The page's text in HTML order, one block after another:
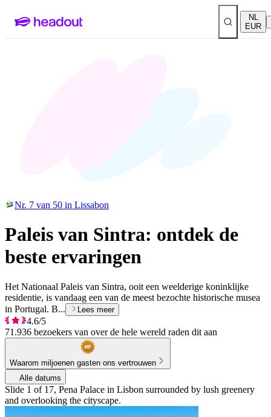
NL
EUR
Nr. 7 van 50 in Lissabon
Paleis van Sintra: ontdek de
beste ervaringen
Het Nationaal Paleis van Sintra, ooit een weelderige koninklijke
residentie, is vandaag een van de meest bezochte historische musea
in Portugal. B...
Lees meer
4.6/5
71.936 bezoekers van over de hele wereld raden dit aan
Waarom miljoenen gasten ons vertrouwen
Alle datums
Slide 1 of 17, Pena Palace in Lisbon surrounded by lush greenery
and overlooking the cityscape.